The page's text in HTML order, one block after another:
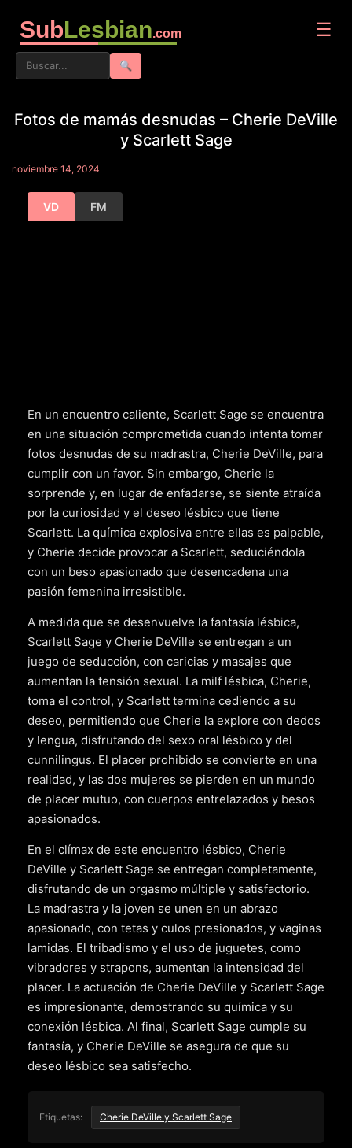
SubLesbian.com ☰
🔍
Fotos de mamás desnudas – Cherie DeVille
y Scarlett Sage
noviembre 14, 2024
VD FM
En un encuentro caliente, Scarlett Sage se encuentra
en una situación comprometida cuando intenta tomar
fotos desnudas de su madrastra, Cherie DeVille, para
cumplir con un favor. Sin embargo, Cherie la
sorprende y, en lugar de enfadarse, se siente atraída
por la curiosidad y el deseo lésbico que tiene
Scarlett. La química explosiva entre ellas es palpable,
y Cherie decide provocar a Scarlett, seduciéndola
con un beso apasionado que desencadena una
pasión femenina irresistible.
A medida que se desenvuelve la fantasía lésbica,
Scarlett Sage y Cherie DeVille se entregan a un
juego de seducción, con caricias y masajes que
aumentan la tensión sexual. La milf lésbica, Cherie,
toma el control, y Scarlett termina cediendo a su
deseo, permitiendo que Cherie la explore con dedos
y lengua, disfrutando del sexo oral lésbico y del
cunnilingus. El placer prohibido se convierte en una
realidad, y las dos mujeres se pierden en un mundo
de placer mutuo, con cuerpos entrelazados y besos
apasionados.
En el clímax de este encuentro lésbico, Cherie
DeVille y Scarlett Sage se entregan completamente,
disfrutando de un orgasmo múltiple y satisfactorio.
La madrastra y la joven se unen en un abrazo
apasionado, con tetas y culos presionados, y vaginas
lamidas. El tribadismo y el uso de juguetes, como
vibradores y strapons, aumentan la intensidad del
placer. La actuación de Cherie DeVille y Scarlett Sage
es impresionante, demostrando su química y su
conexión lésbica. Al final, Scarlett Sage cumple su
fantasía, y Cherie DeVille se asegura de que su
deseo lésbico sea satisfecho.
Etiquetas: Cherie DeVille y Scarlett Sage